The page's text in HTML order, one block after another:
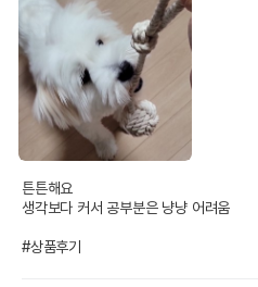
튼튼해요
생각보다 커서 공부분은 냥냥 어려움
#상품후기